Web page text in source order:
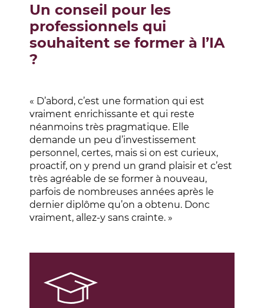
Un conseil pour les
professionnels qui
souhaitent se former à l’IA
?
« D’abord, c’est une formation qui est
vraiment enrichissante et qui reste
néanmoins très pragmatique. Elle
demande un peu d’investissement
personnel, certes, mais si on est curieux,
proactif, on y prend un grand plaisir et c’est
très agréable de se former à nouveau,
parfois de nombreuses années après le
dernier diplôme qu’on a obtenu. Donc
vraiment, allez-y sans crainte. »